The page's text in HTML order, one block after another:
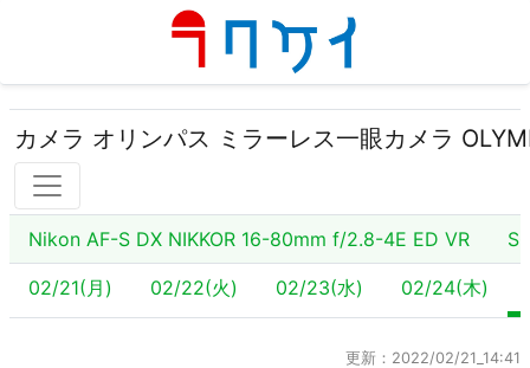
カメラ オリンパス ミラーレス一眼カメラ
Nikon AF-S DX NIKKOR 16-80mm f/2.8-4E ED VR
02/21(月) 02/22(火) 02/23(水) 02/24(木)
更新：2022/02/21_14:41